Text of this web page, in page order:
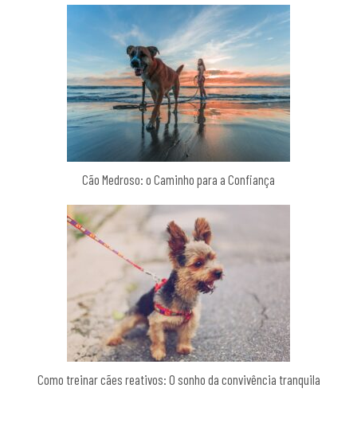
Cão Medroso: o Caminho para a Confiança
Como treinar cães reativos: O sonho da convivência tranquila